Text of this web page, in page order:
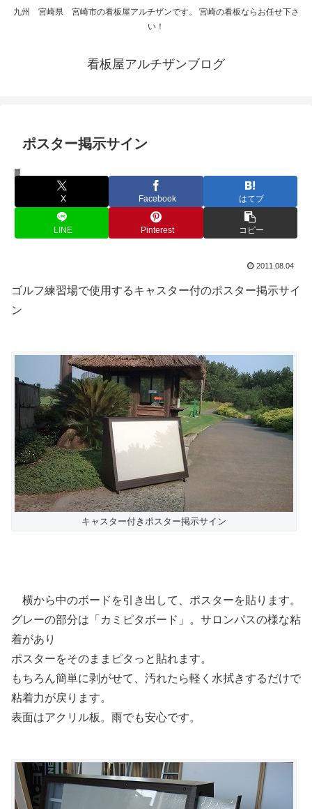
九州 宮崎県 宮崎市の看板屋アルチザンです。 宮崎の看板ならお任せ下さ
い！
看板屋アルチザンブログ
ポスター掲示サイン
その他 工作物
X Facebook はてブ
LINE Pinterest コピー
2011.08.04
ゴルフ練習場で使用するキャスター付のポスター掲示サイ
ン
キャスター付きポスター掲示サイン
横から中のボードを引き出して、ポスターを貼ります。
グレーの部分は「カミピタボード」。サロンパスの様な粘
着があり
ポスターをそのままピタっと貼れます。
もちろん簡単に剥がせて、汚れたら軽く水拭きするだけで
粘着力が戻ります。
表面はアクリル板。雨でも安心です。